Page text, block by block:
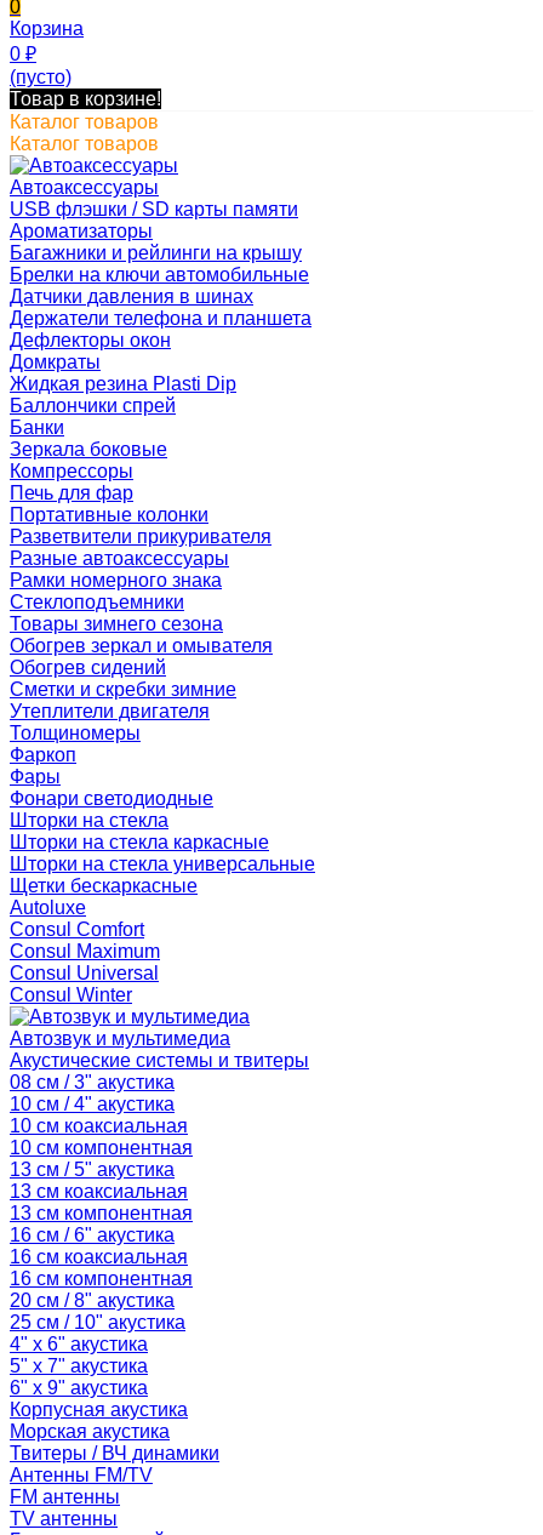
0
Корзина
0 ₽
(пусто)
Товар в корзине!
Каталог товаров
Каталог товаров
Автоаксессуары
USB флэшки / SD карты памяти
Ароматизаторы
Багажники и рейлинги на крышу
Брелки на ключи автомобильные
Датчики давления в шинах
Держатели телефона и планшета
Дефлекторы окон
Домкраты
Жидкая резина Plasti Dip
Баллончики спрей
Банки
Зеркала боковые
Компрессоры
Печь для фар
Портативные колонки
Разветвители прикуривателя
Разные автоаксессуары
Рамки номерного знака
Стеклоподъемники
Товары зимнего сезона
Обогрев зеркал и омывателя
Обогрев сидений
Сметки и скребки зимние
Утеплители двигателя
Толщиномеры
Фаркоп
Фары
Фонари светодиодные
Шторки на стекла
Шторки на стекла каркасные
Шторки на стекла универсальные
Щетки бескаркасные
Autoluxe
Consul Comfort
Consul Maximum
Consul Universal
Consul Winter
Автозвук и мультимедиа
Акустические системы и твитеры
08 см / 3" акустика
10 см / 4" акустика
10 см коаксиальная
10 см компонентная
13 см / 5" акустика
13 см коаксиальная
13 см компонентная
16 см / 6" акустика
16 см коаксиальная
16 см компонентная
20 см / 8" акустика
25 см / 10" акустика
4" x 6" акустика
5" x 7" акустика
6" x 9" акустика
Корпусная акустика
Морская акустика
Твитеры / ВЧ динамики
Антенны FM/TV
FM антенны
TV антенны